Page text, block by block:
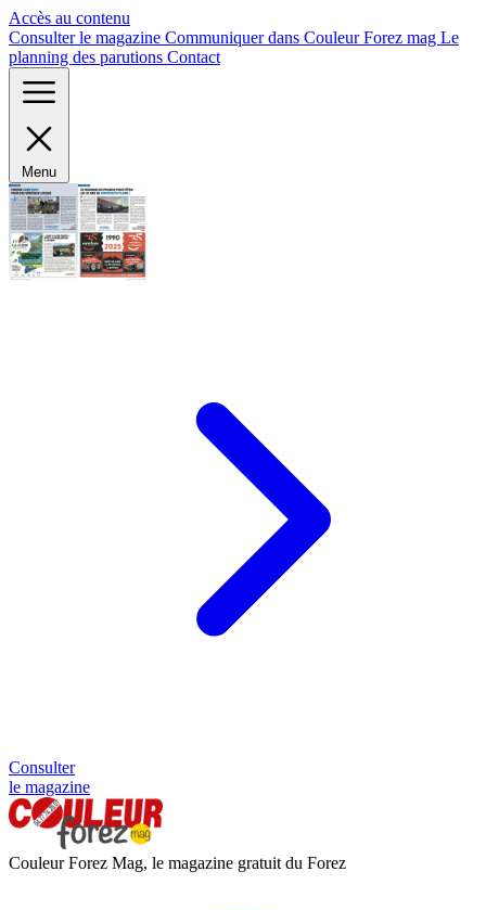
Accès au contenu
Consulter le magazine Communiquer dans Couleur Forez mag Le
planning des parutions Contact
Menu
Consulter
le magazine
Couleur Forez Mag, le magazine gratuit du Forez
Panneau de gestion des cookies